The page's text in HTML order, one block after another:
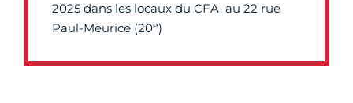
2025 dans les locaux du CFA, au 22 rue
Paul-Meurice (20e)